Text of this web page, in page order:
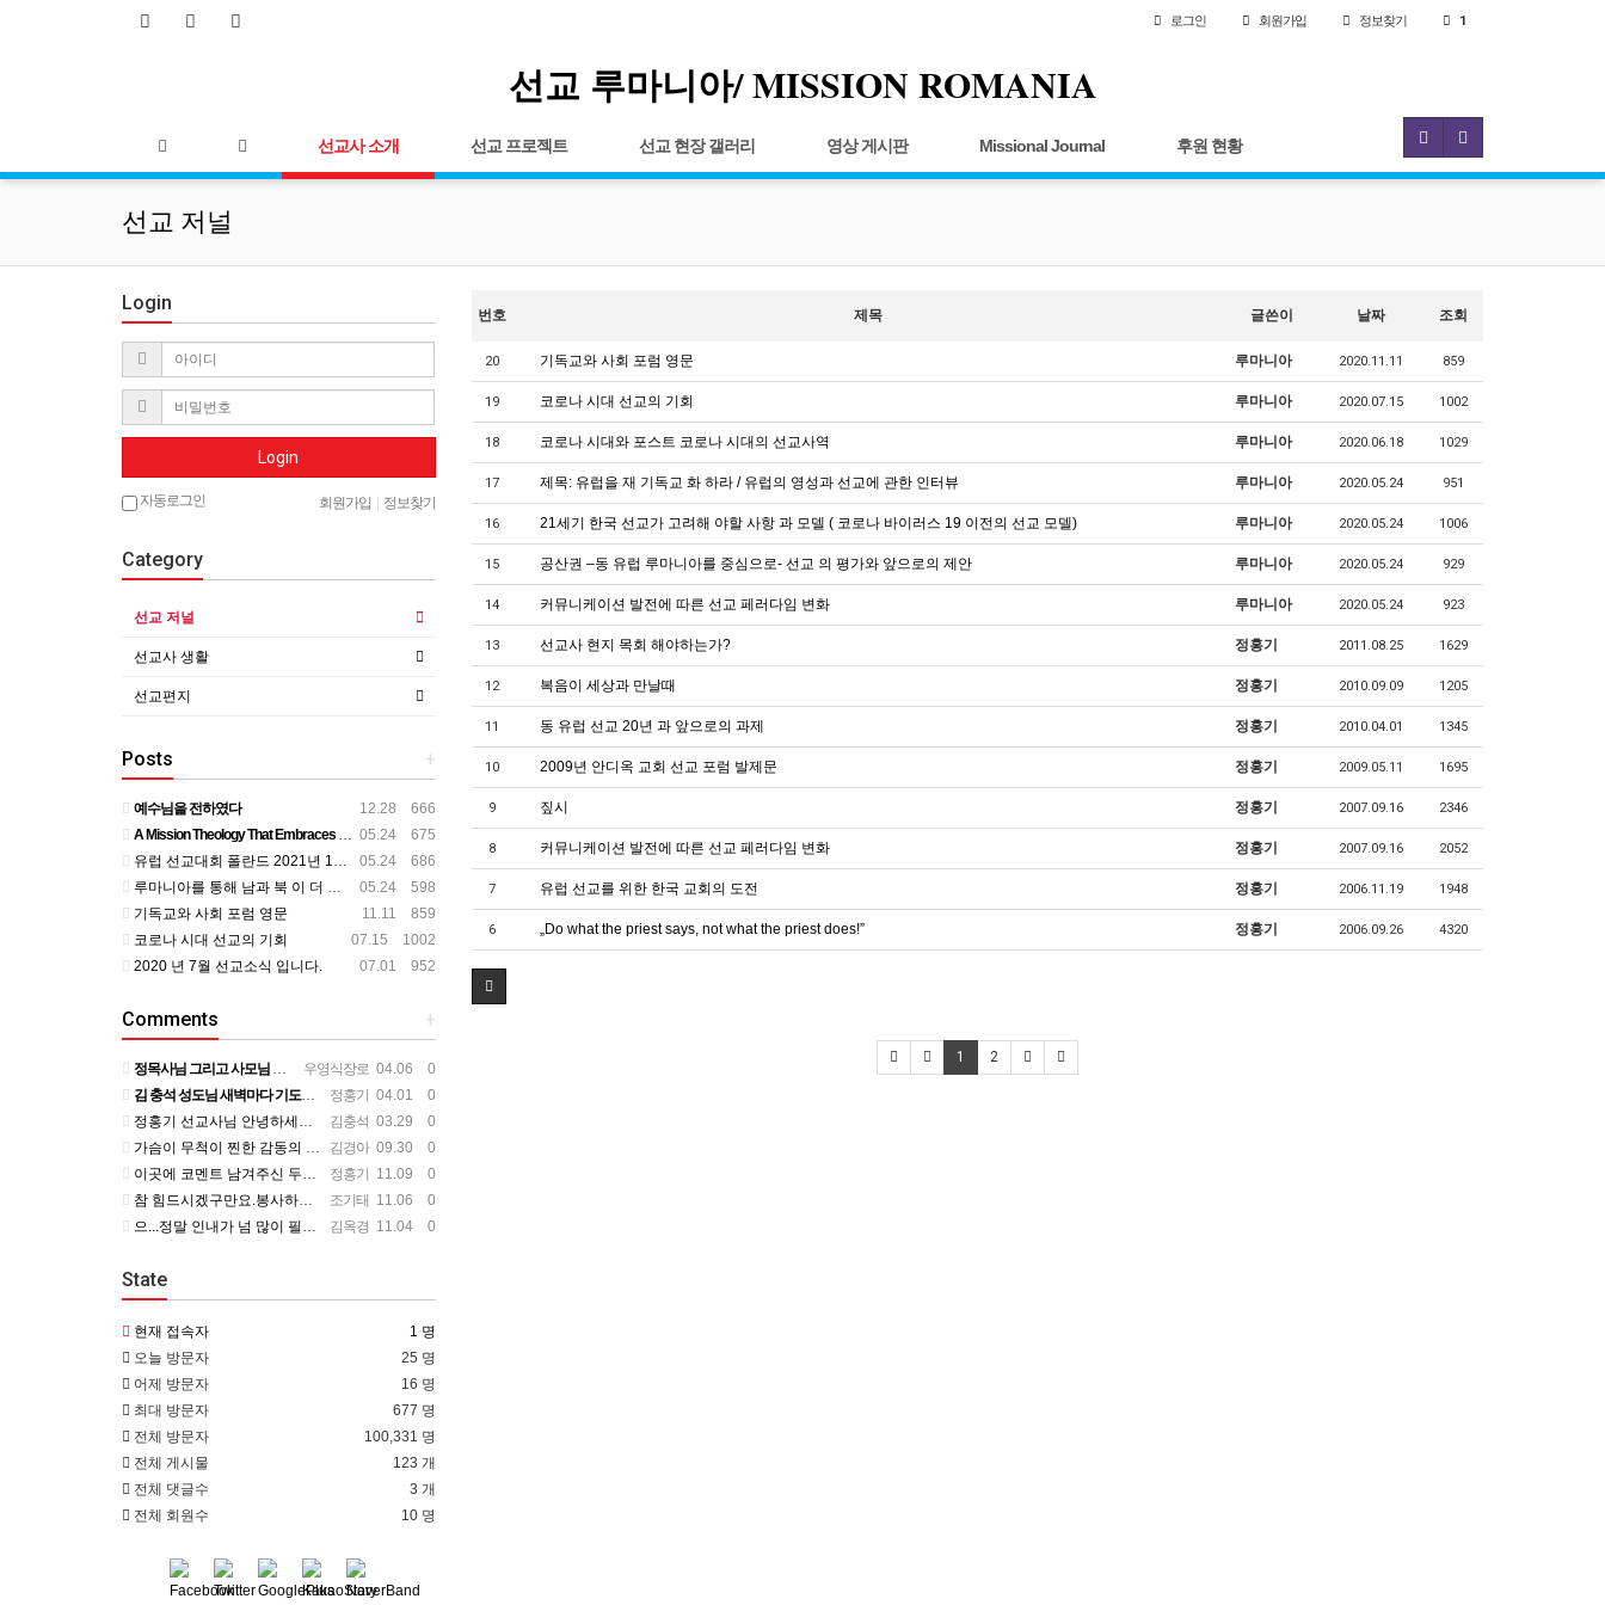
로그인 회원가입 정보찾기 1
선교 루마니아/ MISSION ROMANIA
선교사 소개 선교 프로젝트 선교 현장 갤러리 영상 게시판 Missional Journal 후원 현황
선교 저널
번호 제목 글쓴이 날짜 조회
20 기독교와 사회 포럼 영문 루마니아 2020.11.11 859
19 코로나 시대 선교의 기회 루마니아 2020.07.15 1002
18 코로나 시대와 포스트 코로나 시대의 선교사역 루마니아 2020.06.18 1029
17 제목: 유럽을 재 기독교 화 하라 / 유럽의 영성과 선교에 관한 인터뷰 루마니아 2020.05.24 951
16 21세기 한국 선교가 고려해 야할 사항 과 모델 ( 코로나 바이러스 19 이전의 선교 모델) 루마니아 2020.05.24 1006
15 공산권 –동 유럽 루마니아를 중심으로- 선교 의 평가와 앞으로의 제안 루마니아 2020.05.24 929
14 커뮤니케이션 발전에 따른 선교 페러다임 변화 루마니아 2020.05.24 923
13 선교사 현지 목회 해야하는가? 정홍기 2011.08.25 1629
12 복음이 세상과 만날때 정홍기 2010.09.09 1205
11 동 유럽 선교 20년 과 앞으로의 과제 정홍기 2010.04.01 1345
10 2009년 안디옥 교회 선교 포럼 발제문 정홍기 2009.05.11 1695
9 짚시 정홍기 2007.09.16 2346
8 커뮤니케이션 발전에 따른 선교 페러다임 변화 정홍기 2007.09.16 2052
7 유럽 선교를 위한 한국 교회의 도전 정홍기 2006.11.19 1948
6 „Do what the priest says, not what the priest does!” 정홍기 2006.09.26 4320
1 2
Login
Login
자동로그인 회원가입 정보찾기
Category
선교 저널
선교사 생활
선교편지
+
Posts
12.28 666
예수님을 전하였다
05.24 675
A Mission Theology That Embraces All Aspects of Human Life
05.24 686
유럽 선교대회 폴란드 2021년 11월
05.24 598
루마니아를 통해 남과 북 이 더 가까이
11.11 859
기독교와 사회 포럼 영문
07.15 1002
코로나 시대 선교의 기회
07.01 952
2020 년 7월 선교소식 입니다.
+
Comments
우영식장로 04.06 0
정목사님 그리고 사모님 뵌지가 벌써 2년정도 되는것 같습니다. 그동안도 주님 크신 사랑안에서 평안하시리라 믿…
정홍기 04.01 0
김 충석 성도님 새벽마다 기도하신 다는 소식에 큰 위로를 받습니다. 주님께 대한 사랑이라 생각 됩니다. 주님…
김충석 03.29 0
정홍기 선교사님 안녕하세요? 저는 수영로교회를 섬기는 김충석성도입니다. 국민은행에 근무하고 있구요. 지난번 …
김경아 09.30 0
가슴이 무척이 찐한 감동의 편지를 읽었습니다. 너무나 서로의 변함 없는 사랑을 본 받길 원합니다. 정말 예전…
정홍기 11.09 0
이곳에 코멘트 남겨주신 두분이 보고 싶군요. 일일히 소식 전하지 못함을 죄송하개 생각합니다.
조기태 11.06 0
참 힘드시겠구만요.봉사하는 맴버가 욕심을 부린다는거....언제나 그 마음이 변할려나.... 정말 스트레스 많…
김옥경 11.04 0
으...정말 인내가 넘 많이 필요하시겠어요... 들어와 보니 넘 좋은데...선교사님 옆에서 얘기 듣고 있는거…
State
현재 접속자
1 명
오늘 방문자
25 명
어제 방문자
16 명
최대 방문자
677 명
전체 방문자
100,331 명
전체 게시물
123 개
전체 댓글수
3 개
전체 회원수
10 명